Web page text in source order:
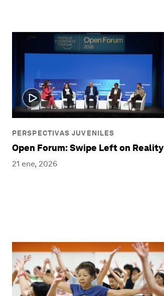
PERSPECTIVAS JUVENILES
Open Forum: Swipe Left on Reality
21 ene, 2026